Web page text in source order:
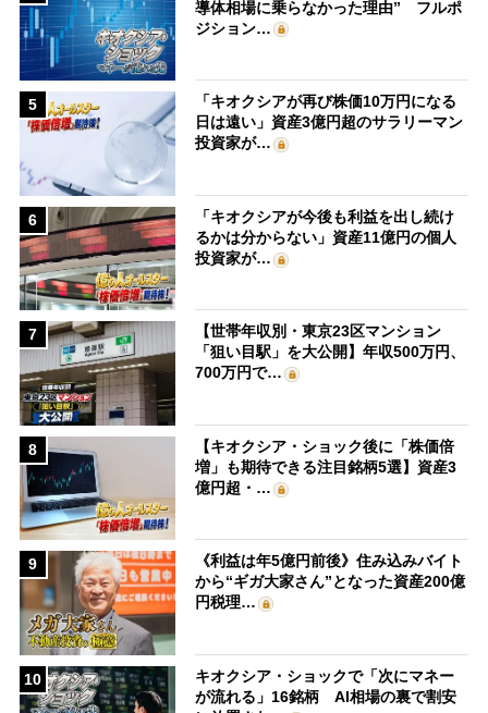
導体相場に乗らなかった理由” フルポ
ジション…
5
「キオクシアが再び株価10万円になる
日は遠い」資産3億円超のサラリーマン
投資家が…
6
「キオクシアが今後も利益を出し続け
るかは分からない」資産11億円の個人
投資家が…
7
【世帯年収別・東京23区マンション
「狙い目駅」を大公開】年収500万円、
700万円で…
8
【キオクシア・ショック後に「株価倍
増」も期待できる注目銘柄5選】資産3
億円超・…
9
《利益は年5億円前後》住み込みバイト
から“ギガ大家さん”となった資産200億
円税理…
10
キオクシア・ショックで「次にマネー
が流れる」16銘柄 AI相場の裏で割安